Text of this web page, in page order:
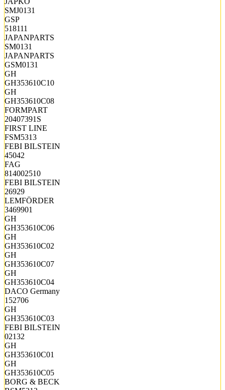
SMJ0131
GSP
518111
JAPANPARTS
SM0131
JAPANPARTS
GSM0131
GH
GH353610C10
GH
GH353610C08
FORMPART
20407391S
FIRST LINE
FSM5313
FEBI BILSTEIN
45042
FAG
814002510
FEBI BILSTEIN
26929
LEMFÖRDER
3469901
GH
GH353610C06
GH
GH353610C02
GH
GH353610C07
GH
GH353610C04
DACO Germany
152706
GH
GH353610C03
FEBI BILSTEIN
02132
GH
GH353610C01
GH
GH353610C05
BORG & BECK